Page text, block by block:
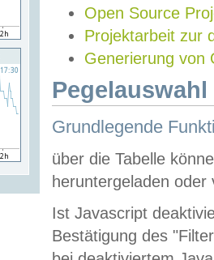
Open Source
Projektarbeit zur
Generierung von
Grundlegende
über die Tabelle
heruntergeladen oder
Ist Javascript
Bestätigung des